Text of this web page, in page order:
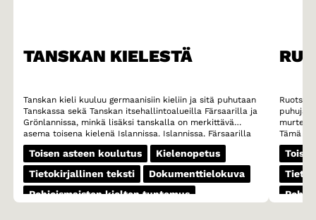
TANSKAN KIELESTÄ
Tanskan kieli kuuluu germaanisiin kieliin ja sitä puhutaan
Tanskassa sekä Tanskan itsehallintoalueilla Färsaarilla ja
Grönlannissa, minkä lisäksi tanskalla on merkittävä
asema toisena kielenä Islannissa. Islannissa, Färsaarilla
ja Grönlannissa kaikkien koululaisten on opiskeltava
tanskaa vieraana kielenä. Erityisesti Färsaarilla tanskan
asema on vahva ja moni färsaarelaisnuori lukee jopa
mieluummin kirjoja tanskaksi kuin omalla äidinkielellään
fäärillä.
Toisen asteen koulutus
Kielenopetus
Tietokirjallinen teksti
Dokumenttielokuva
Pohjoismaisten kielten tuntemus
Ruotsi
Tämä
murteet
ovat